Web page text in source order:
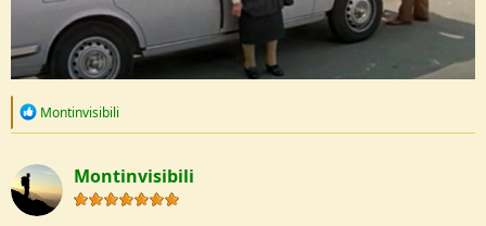
R
c
t
i
o
Montinvisibili
Montinvisibili